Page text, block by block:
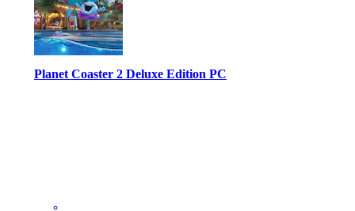
Planet Coaster 2 Deluxe Edition PC